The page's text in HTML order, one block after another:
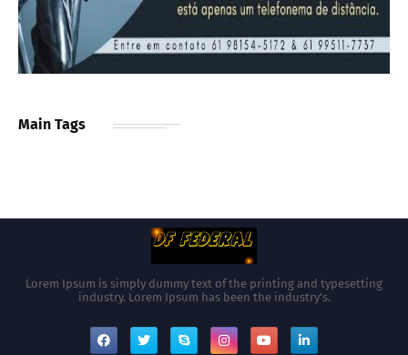
Main Tags
Lorem Ipsum is simply dummy text of the printing and typesetting
industry. Lorem Ipsum has been the industry's.